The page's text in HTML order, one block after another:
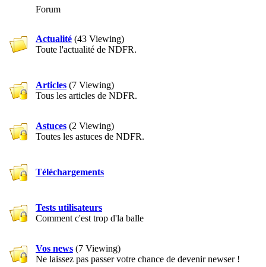
Forum
Actualité (43 Viewing)
Toute l'actualité de NDFR.
Articles (7 Viewing)
Tous les articles de NDFR.
Astuces (2 Viewing)
Toutes les astuces de NDFR.
Téléchargements
Tests utilisateurs
Comment c'est trop d'la balle
Vos news (7 Viewing)
Ne laissez pas passer votre chance de devenir newser !